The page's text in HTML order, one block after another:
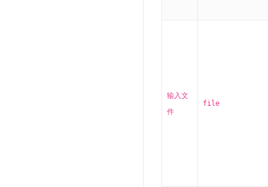
输入文
件
file